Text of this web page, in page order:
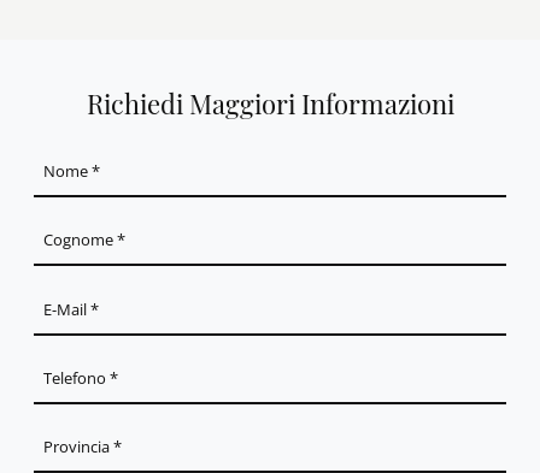
Richiedi Maggiori Informazioni